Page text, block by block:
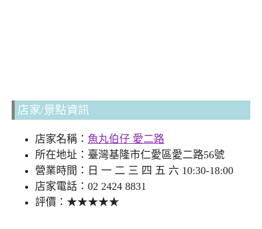
店家/景點資訊
店家名稱： 魚丸伯仔 愛二路
所在地址：臺灣基隆市仁愛區愛二路56號
營業時間：日 一 二 三 四 五 六 10:30-18:00
店家電話：02 2424 8831
評價：★★★★★